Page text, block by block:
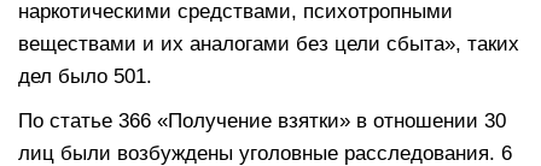
наркотическими средствами, психотропными
веществами и их аналогами без цели сбыта», таких
дел было 501.
По статье 366 «Получение взятки» в отношении 30
лиц были возбуждены уголовные расследования. 6